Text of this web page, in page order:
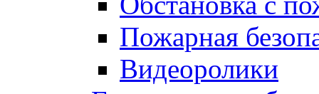
Пожарная
Видеоролики